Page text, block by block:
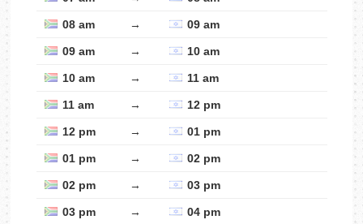
08 am → 09 am
09 am → 10 am
10 am → 11 am
11 am → 12 pm
12 pm → 01 pm
01 pm → 02 pm
02 pm → 03 pm
03 pm → 04 pm